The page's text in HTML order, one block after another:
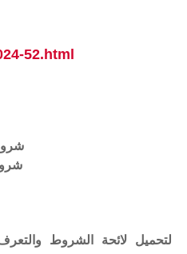
52.html